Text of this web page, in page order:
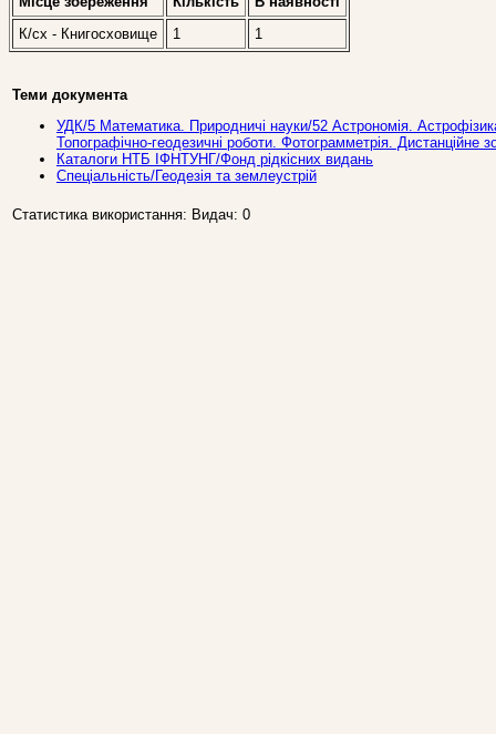
К/сх - Книгосховище
1 1
Теми документа
УДК/5 Математика. Природничi науки/52 Астрономiя.
Топографічно-геодезичні роботи. Фотограмметрія. Дистанційне
Каталоги НТБ ІФНТУНГ/Фонд рідкісних видань
Спеціальність/Геодезія та землеустрій
Статистика використання: Видач: 0